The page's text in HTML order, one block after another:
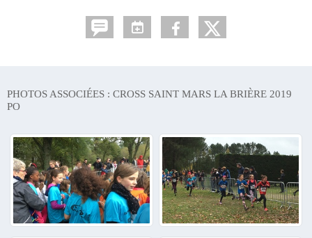
PHOTOS ASSOCIÉES : CROSS SAINT MARS LA BRIÈRE 2019
PO